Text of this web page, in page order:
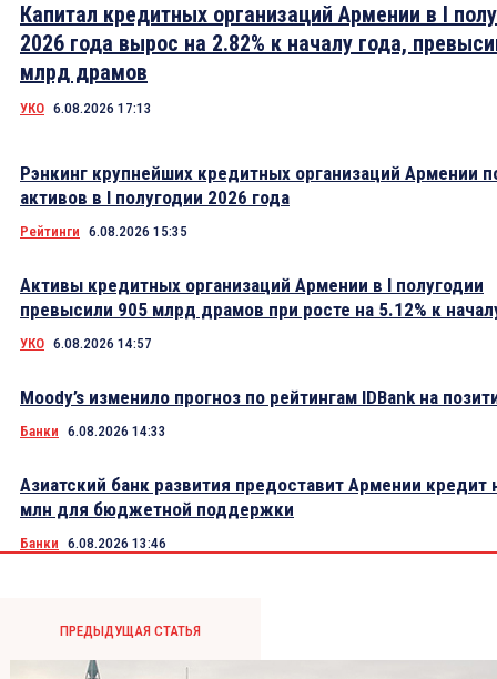
Капитал кредитных организаций Армении в I
2026 года вырос на 2.82% к началу года,
млрд драмов
УКО 6.08.2026 17:13
Рэнкинг крупнейших кредитных организаций Армении
активов в I полугодии 2026 года
Рейтинги 6.08.2026 15:35
Активы кредитных организаций Армении в I полугодии
превысили 905 млрд драмов при росте на 5.12% к
УКО 6.08.2026 14:57
Moody’s изменило прогноз по рейтингам IDBank на
Банки 6.08.2026 14:33
Азиатский банк развития предоставит Армении кредит
млн для бюджетной поддержки
Банки 6.08.2026 13:46
ПРЕДЫДУЩАЯ СТАТЬЯ